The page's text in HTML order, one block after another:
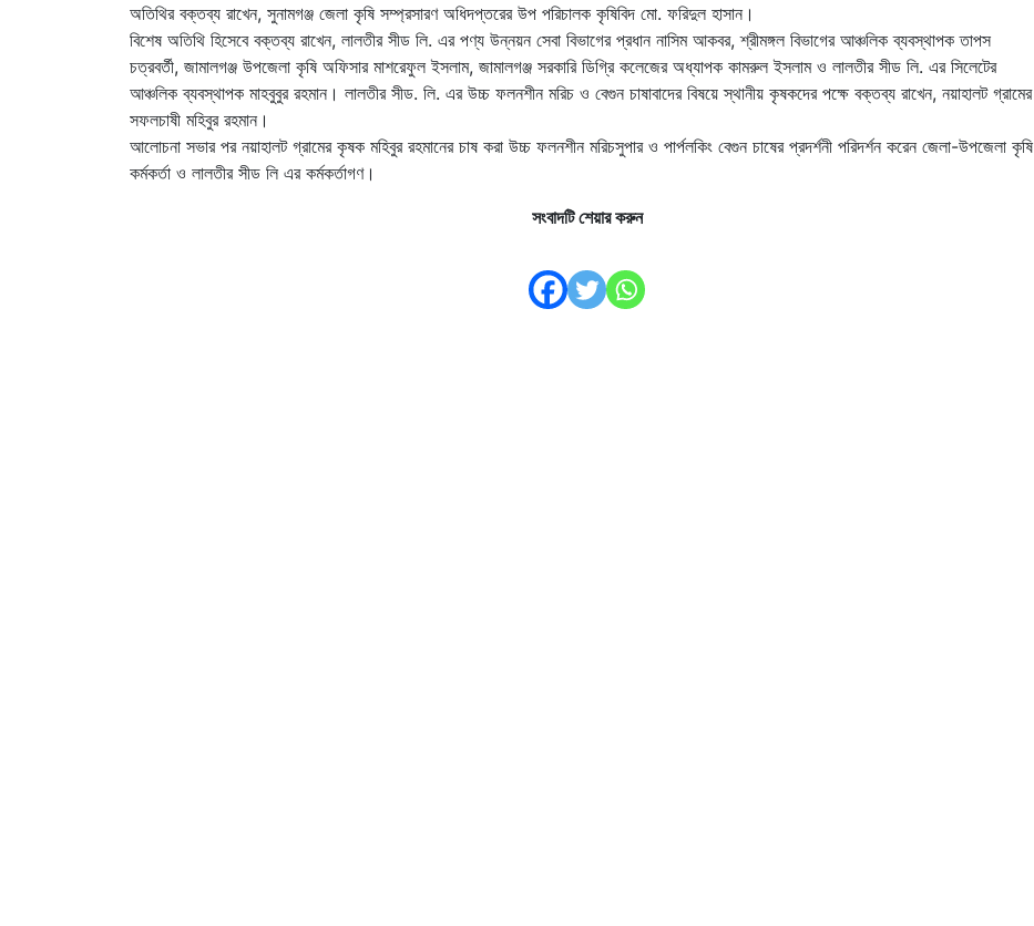
অতিথির বক্তব্য রাখেন, সুনামগঞ্জ জেলা কৃষি সম্প্রসারণ অধিদপ্তরের উপ পরিচালক কৃষিবিদ মো. ফরিদুল হাসান।
বিশেষ অতিথি হিসেবে বক্তব্য রাখেন, লালতীর সীড লি. এর পণ্য উন্নয়ন সেবা বিভাগের প্রধান নাসিম আকবর, শ্রীমঙ্গল বিভাগের আঞ্চলিক ব্যবস্থাপক তাপস
চত্রবর্তী, জামালগঞ্জ উপজেলা কৃষি অফিসার মাশরেফুল ইসলাম, জামালগঞ্জ সরকারি ডিগ্রি কলেজের অধ্যাপক কামরুল ইসলাম ও লালতীর সীড লি. এর সিলেটের
আঞ্চলিক ব্যবস্থাপক মাহবুবুর রহমান। লালতীর সীড. লি. এর উচ্চ ফলনশীন মরিচ ও বেগুন চাষাবাদের বিষয়ে স্থানীয় কৃষকদের পক্ষে বক্তব্য রাখেন, নয়াহালট গ্রামের
সফলচাষী মহিবুর রহমান।
আলোচনা সভার পর নয়াহালট গ্রামের কৃষক মহিবুর রহমানের চাষ করা উচ্চ ফলনশীন মরিচসুপার ও পার্পলকিং বেগুন চাষের প্রদর্শনী পরিদর্শন করেন জেলা-উপজেলা কৃষি
কর্মকর্তা ও লালতীর সীড লি এর কর্মকর্তাগণ।
সংবাদটি শেয়ার করুন